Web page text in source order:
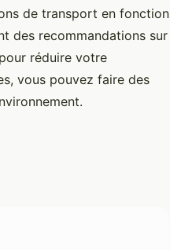
de transport en fonction
des recommandations sur
réduire votre
vous pouvez faire des